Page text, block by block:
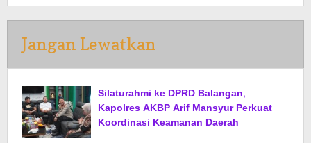
Jangan Lewatkan
Silaturahmi ke DPRD Balangan,
Kapolres AKBP Arif Mansyur Perkuat
Koordinasi Keamanan Daerah